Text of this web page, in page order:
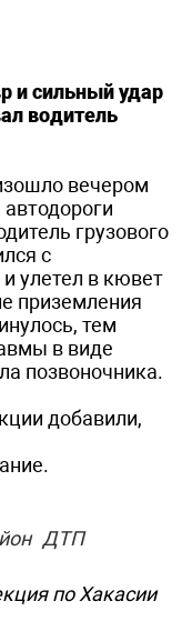
и сильный удар
водитель
вечером
грузового
с
улетел в кювет
приземления
тем
в виде
позвоночника.
добавили,
ДТП
по Хакасии